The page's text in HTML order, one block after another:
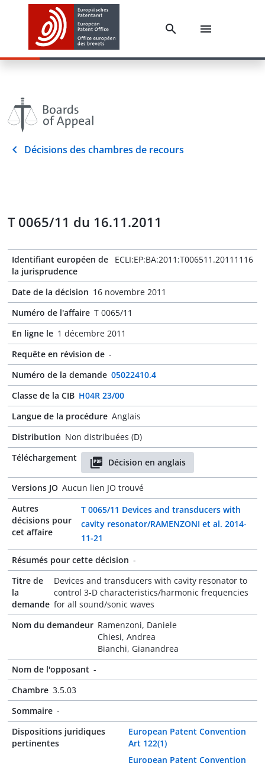
Décisions des chambres de recours
T 0065/11 du 16.11.2011
Identifiant européen de
la jurisprudence
ECLI:EP:BA:2011:T006511.20111116
Date de la décision 16 novembre 2011
Numéro de l'affaire T 0065/11
En ligne le 1 décembre 2011
Requête en révision de -
Numéro de la demande 05022410.4
Classe de la CIB H04R 23/00
Langue de la procédure Anglais
Distribution Non distribuées (D)
Téléchargement
Décision en anglais
Versions JO Aucun lien JO trouvé
Autres
décisions pour
cet affaire
T 0065/11 Devices and transducers with
cavity resonator/RAMENZONI et al. 2014-
11-21
Résumés pour cette décision -
Titre de
la
demande
Devices and transducers with cavity resonator to
control 3-D characteristics/harmonic frequencies
for all sound/sonic waves
Nom du demandeur Ramenzoni, Daniele
Chiesi, Andrea
Bianchi, Gianandrea
Nom de l'opposant -
Chambre 3.5.03
Sommaire -
Dispositions juridiques
pertinentes
European Patent Convention
Art 122(1)
European Patent Convention